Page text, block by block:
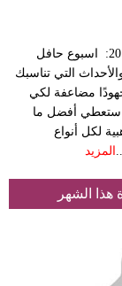
أبرز أحداث الأسبوع الرابع من شهر حزيران/يونيو 2017: اسبوع حافل
التي تناسبك
مضاعفة لكي
ستعطي أفضل ما
لكل أنواع
المزيد
الشهر